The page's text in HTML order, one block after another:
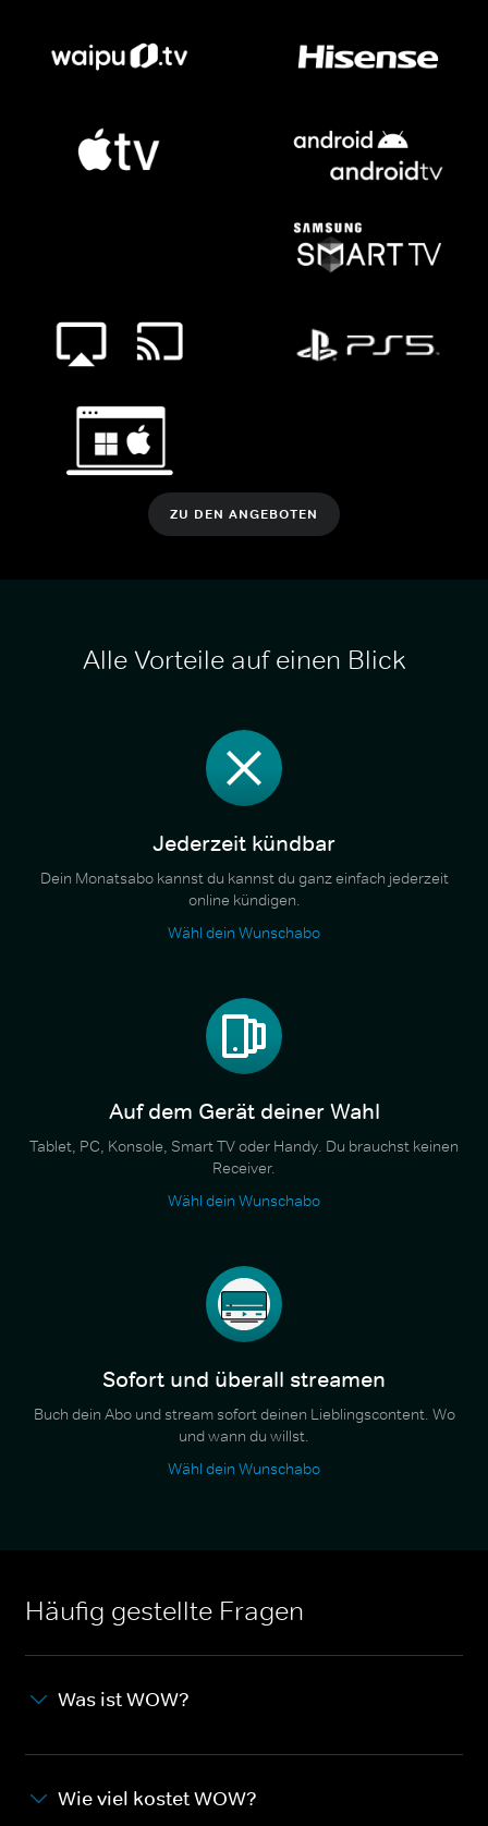
ZU DEN ANGEBOTEN
Alle Vorteile auf einen Blick
Jederzeit kündbar
Dein Monatsabo kannst du kannst du ganz einfach jederzeit
online kündigen.
Wähl dein Wunschabo
Auf dem Gerät deiner Wahl
Tablet, PC, Konsole, Smart TV oder Handy. Du brauchst keinen
Receiver.
Wähl dein Wunschabo
Sofort und überall streamen
Buch dein Abo und stream sofort deinen Lieblingscontent. Wo
und wann du willst.
Wähl dein Wunschabo
Häufig gestellte Fragen
Was ist WOW?
Wie viel kostet WOW?